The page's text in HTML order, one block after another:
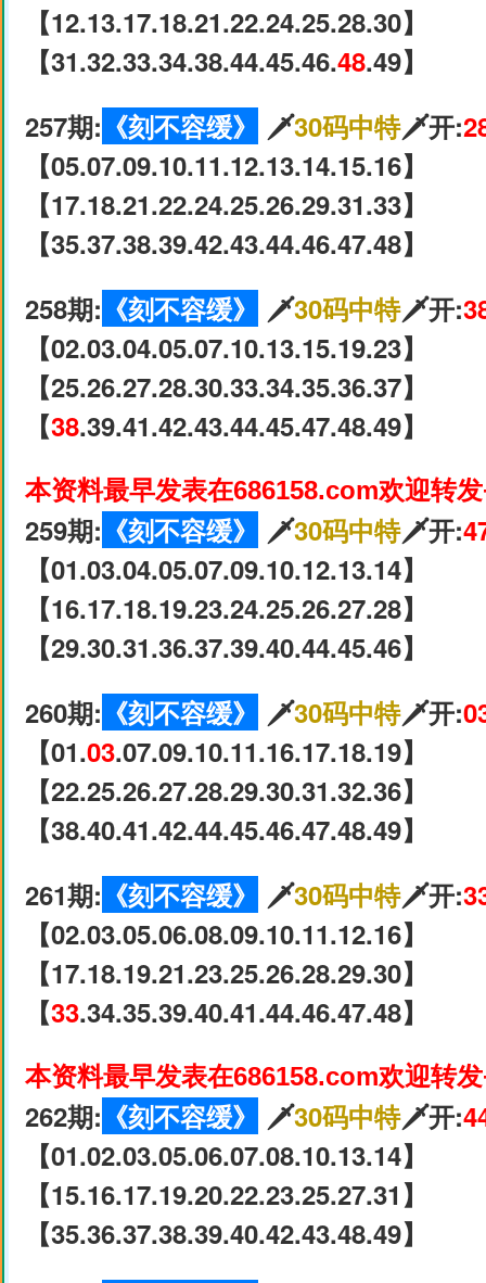
【12.13.17.18.21.22.24.25.28.30】
【31.32.33.34.38.44.45.46.48.49】
257期: 《刻不容缓》 🗡30码中特🗡开:
【05.07.09.10.11.12.13.14.15.16】
【17.18.21.22.24.25.26.29.31.33】
【35.37.38.39.42.43.44.46.47.48】
258期: 《刻不容缓》 🗡30码中特🗡开:
【02.03.04.05.07.10.13.15.19.23】
【25.26.27.28.30.33.34.35.36.37】
【38.39.41.42.43.44.45.47.48.49】
本资料最早发表在686158.com欢迎转
259期: 《刻不容缓》 🗡30码中特🗡开:
【01.03.04.05.07.09.10.12.13.14】
【16.17.18.19.23.24.25.26.27.28】
【29.30.31.36.37.39.40.44.45.46】
260期: 《刻不容缓》 🗡30码中特🗡开:
【01.03.07.09.10.11.16.17.18.19】
【22.25.26.27.28.29.30.31.32.36】
【38.40.41.42.44.45.46.47.48.49】
261期: 《刻不容缓》 🗡30码中特🗡开:
【02.03.05.06.08.09.10.11.12.16】
【17.18.19.21.23.25.26.28.29.30】
【33.34.35.39.40.41.44.46.47.48】
本资料最早发表在686158.com欢迎转
262期: 《刻不容缓》 🗡30码中特🗡开:
【01.02.03.05.06.07.08.10.13.14】
【15.16.17.19.20.22.23.25.27.31】
【35.36.37.38.39.40.42.43.48.49】